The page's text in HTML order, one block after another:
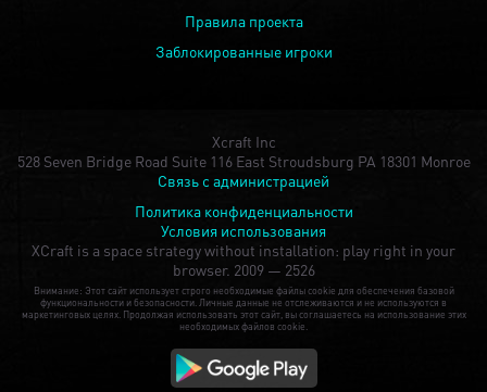
Правила проекта
Заблокированные игроки
Xcraft Inc
528 Seven Bridge Road Suite 116 East Stroudsburg PA 18301 Monroe
Связь с администрацией
Политика конфиденциальности
Условия использования
XCraft is a space strategy without installation: play right in your
browser. 2009 — 2526
Внимание: Этот сайт использует строго необходимые файлы cookie для обеспечения базовой
функциональности и безопасности. Личные данные не отслеживаются и не используются в
маркетинговых целях. Продолжая использовать этот сайт, вы соглашаетесь на использование этих
необходимых файлов cookie.